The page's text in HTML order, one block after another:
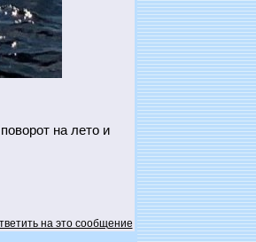
на лето и
на это сообщение